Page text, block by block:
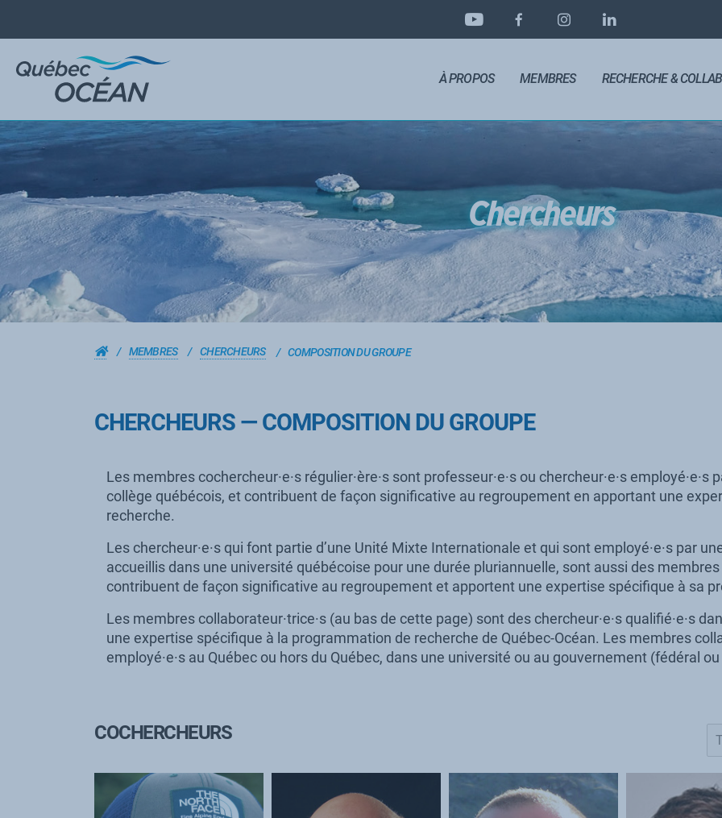
RECHERCHE &
MEMBRES
À PROPOS
Chercheurs
MEMBRES CHERCHEURS COMPOSITION DU GROUPE
CHERCHEURS — COMPOSITION DU GROUPE
Les membres cochercheur·e·s régulier·ère·s sont professeur·e·s ou chercheur·e·s
collège québécois, et contribuent de façon significative au regroupement en apportant une
recherche.
Les chercheur·e·s qui font partie d’une Unité Mixte Internationale et qui sont employé·e·s par
accueillis dans une université québécoise pour une durée pluriannuelle, sont aussi des membres
contribuent de façon significative au regroupement et apportent une expertise spécifique à sa
Les membres collaborateur·trice·s (au bas de cette page) sont des chercheur·e·s qualifié·e·s
une expertise spécifique à la programmation de recherche de Québec-Océan. Les membres
employé·e·s au Québec ou hors du Québec, dans une université ou au gouvernement (fédéral
COCHERCHEURS